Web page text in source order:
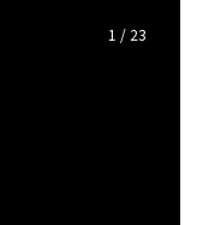
1 / 23